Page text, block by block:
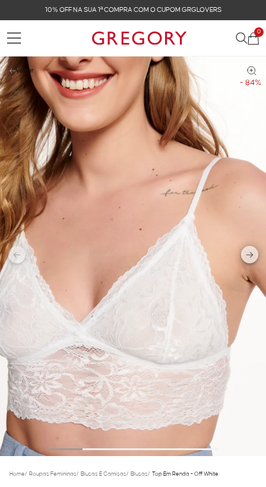
10% OFF NA SUA 1ª COMPRA COM O CUPOM GRGLOVERS
0
- 84%
Voltar
Home/ Roupas Femininas/ Blusas E Camisas/ Blusas/ Top Em Renda - Off White